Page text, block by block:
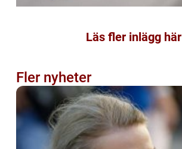
Läs fler inlägg här
Fler nyheter